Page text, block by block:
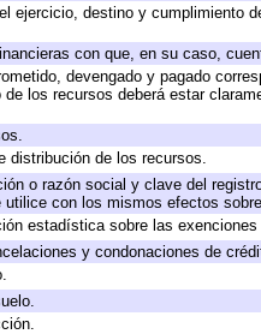
ejercicio, destino y cumplimiento
con que, en su caso,
devengado y pagado
de los recursos deberá estar
distribución de los recursos.
o razón social y clave del
utilice con los mismos efectos
estadística sobre las
y condonaciones de